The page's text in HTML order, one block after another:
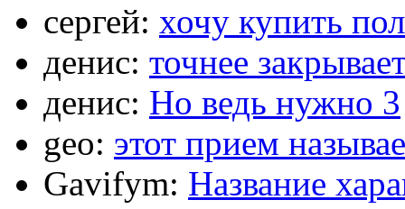
сергей: хочу купить
денис: точнее
денис: Но ведь нужно 3
geo: этот прием
Gavifym: Название